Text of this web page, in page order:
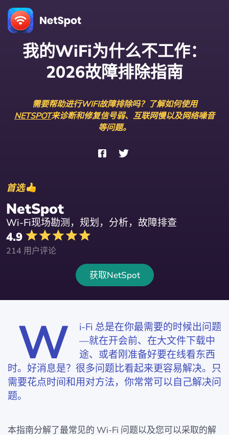
我的WiFi为什么不工作：
2026故障排除指南
需要帮助进行WIFI故障排除吗？了解如何使用
NETSPOT来诊断和修复信号弱、互联网慢以及网络噪音
等问题。
首选
NetSpot
Wi-Fi现场勘测，规划，分析，故障排查
4.9
214 用户评论
获取NetSpot
W
i-Fi 总是在你最需要的时候出问题
—就在开会前、在大文件下载中
途、或者刚准备好要在线看东西
时。好消息是？很多问题比看起来更容易解决。只
需要花点时间和用对方法，你常常可以自己解决问
题。
本指南分解了最常见的 Wi-Fi 问题以及您可以采取的解